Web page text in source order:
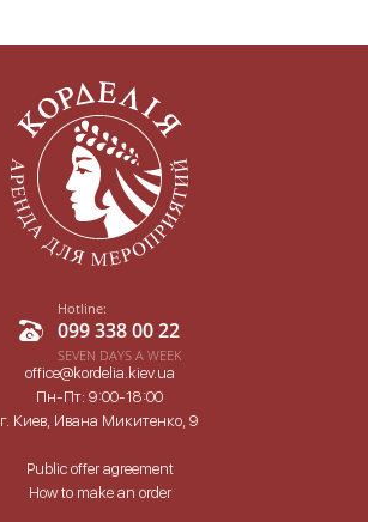
Hotline:
099 338 00 22
SEVEN DAYS A WEEK
office@kordelia.kiev.ua
Пн-Пт: 9:00-18:00
г. Киев, Ивана Микитенко, 9
Public offer agreement
How to make an order